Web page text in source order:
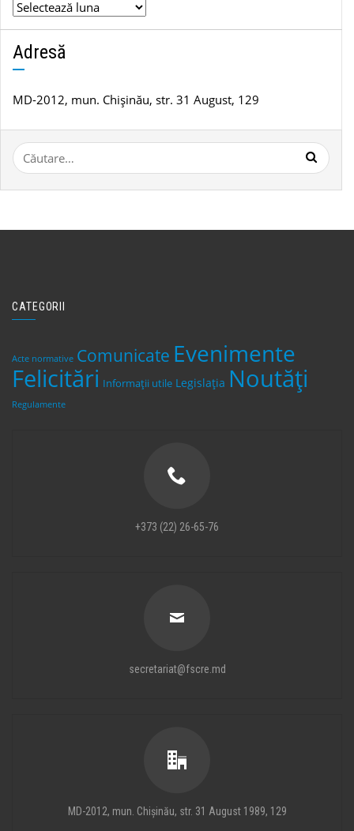
Arhivă
de
știri
Adresă
MD-2012, mun. Chișinău, str. 31 August, 129
Caută
după:
CATEGORII
Acte normative Comunicate Evenimente
Felicitări Informații utile Legislaţia Noutăți
Regulamente
+373 (22) 26-65-76
secretariat@fscre.md
MD-2012, mun. Chișinău, str. 31 August 1989, 129